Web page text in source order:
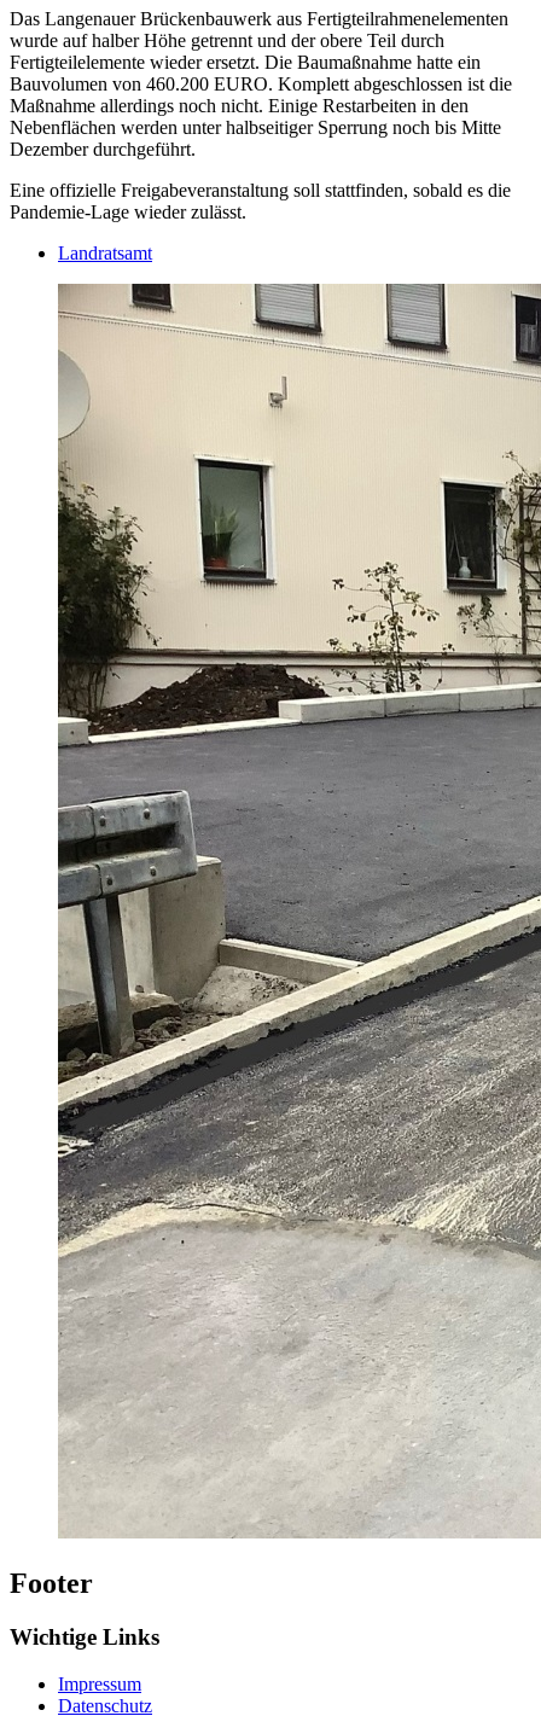
Das Langenauer Brückenbauwerk aus Fertigteilrahmenelementen
wurde auf halber Höhe getrennt und der obere Teil durch
Fertigteilelemente wieder ersetzt. Die Baumaßnahme hatte ein
Bauvolumen von 460.200 EURO. Komplett abgeschlossen ist die
Maßnahme allerdings noch nicht. Einige Restarbeiten in den
Nebenflächen werden unter halbseitiger Sperrung noch bis Mitte
Dezember durchgeführt.
Eine offizielle Freigabeveranstaltung soll stattfinden, sobald es die
Pandemie-Lage wieder zulässt.
Landratsamt
Footer
Wichtige Links
Impressum
Datenschutz